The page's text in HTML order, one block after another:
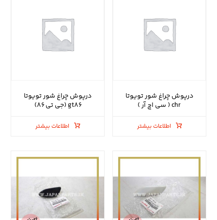
درپوش چراغ شور تویوتا
chr ( سی اچ آر )
اطلاعات بیشتر
درپوش چراغ شور تویوتا
gt۸۶ (جی تی ۸۶)
اطلاعات بیشتر